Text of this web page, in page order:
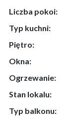
Liczba pokoi:
Typ kuchni:
Piętro:
Okna:
Ogrzewanie:
Stan lokalu:
Typ balkonu: